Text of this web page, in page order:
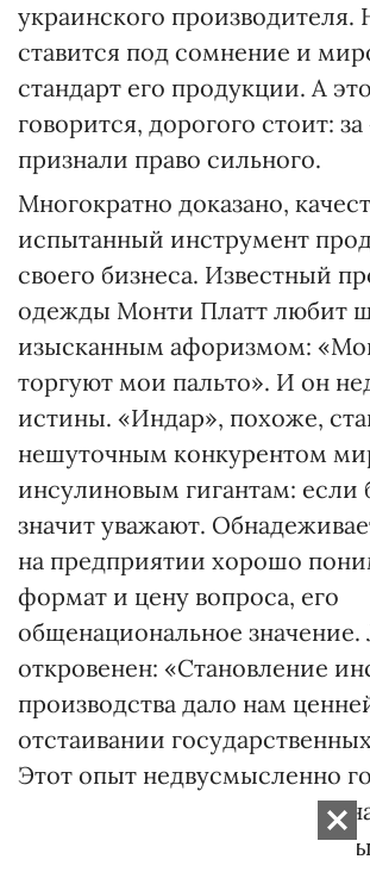
украинского производителя.
ставится под сомнение и
стандарт его продукции. А
говорится, дорогого стоит:
признали право сильного.
Многократно доказано,
испытанный инструмент
своего бизнеса. Известный
одежды Монти Платт любит
изысканным афоризмом:
торгуют мои пальто». И он
истины. «Индар», похоже,
нешуточным конкурентом
инсулиновым гигантам: если
значит уважают.
на предприятии хорошо
формат и цену вопроса, его
общенациональное значение.
откровенен: «Становление
производства дало нам
отстаивании
Этот опыт недвусмысленно
том, что условия, в которые
поставить, правила, по